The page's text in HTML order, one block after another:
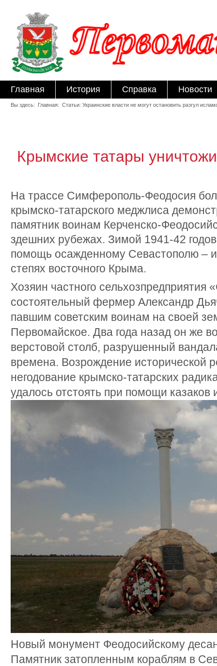
Главная История Справка Новости
Вы здесь: Главная: Статьи: Украинские власти не могут остановить разгул
Крымские татары
На трассе Симферополь-Феодосия
крымско-татарского меджлиса
памятник воинам Керченско-
здешних рубежах. Зимой 1941-42
помощь осажденному Севастополю – и
степях восточного Крыма.
Хозяин частного сельхозпредприятия
состоятельный фермер Александр
павшим советским воинам на своей
Первомайское. Два года назад он же
верстовой столб, разрушенный
времена. Возрождение исторической
негодование крымско-татарских
удалось отстоять при помощи казаков
Новый монумент Феодосийскому
Памятник затопленным кораблям в